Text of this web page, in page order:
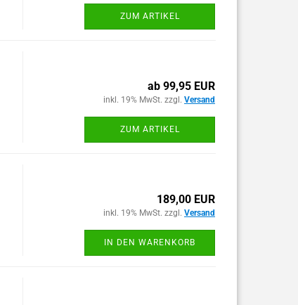
ZUM ARTIKEL
ab 99,95 EUR
inkl. 19% MwSt. zzgl. Versand
ZUM ARTIKEL
189,00 EUR
inkl. 19% MwSt. zzgl. Versand
IN DEN WARENKORB